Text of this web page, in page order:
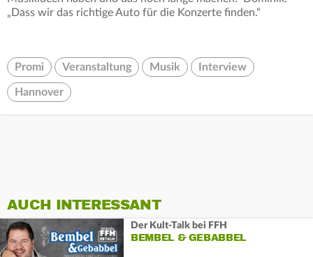
„Dass wir das richtige Auto für die Konzerte finden.“
Promi Veranstaltung Musik Interview
Hannover
AUCH INTERESSANT
Der Kult-Talk bei FFH
BEMBEL & GEBABBEL